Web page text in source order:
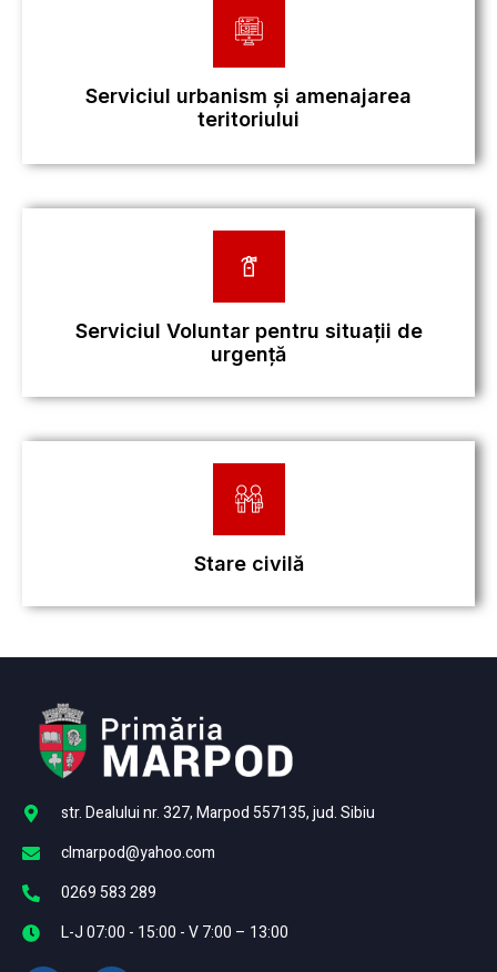
Serviciul urbanism și amenajarea
teritoriului
Serviciul Voluntar pentru situații de
urgență
Stare civilă
str. Dealului nr. 327, Marpod 557135, jud. Sibiu
clmarpod@yahoo.com
0269 583 289
L-J 07:00 - 15:00 - V 7:00 – 13:00